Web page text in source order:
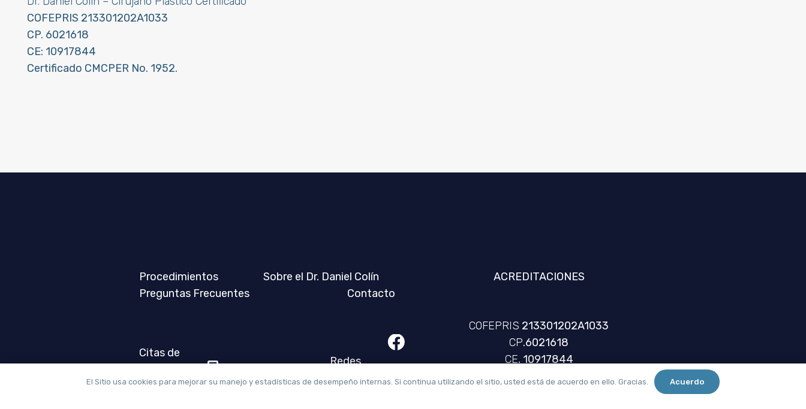
COFEPRIS 213301202A1033
CP. 6021618
CE: 10917844
Certificado CMCPER No. 1952.
Procedimientos
Sobre el Dr. Daniel Colín
Preguntas Frecuentes
Contacto
Citas de
con
7291061396
Redes
Sociales
ACREDITACIONES
COFEPRIS 213301202A1033
CP.6021618
CE. 10917844
Certificado CMCPER
No. 1952
El Sitio usa cookies para mejorar su manejo y estadísticas de desempeño internas. Si continua utilizando el sitio, usted está de acuerdo en ello. Gracias. Acuerdo